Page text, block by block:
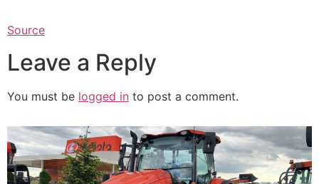
Source
Leave a Reply
You must be logged in to post a comment.